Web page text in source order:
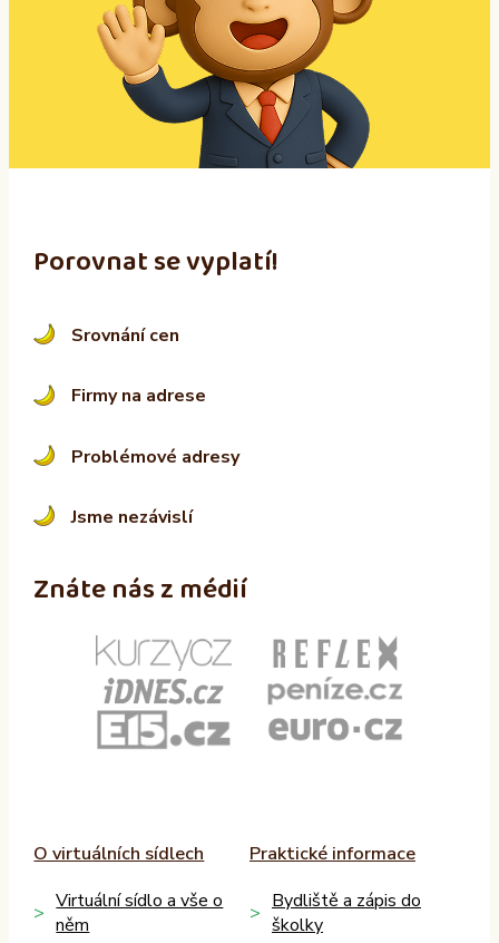
:
Porovnat se vyplatí!
Srovnání cen
Firmy na adrese
Problémové adresy
Jsme nezávislí
Znáte nás z médií
O virtuálních sídlech
Virtuální sídlo a vše o
něm
Praktické informace
Bydliště a zápis do
školky